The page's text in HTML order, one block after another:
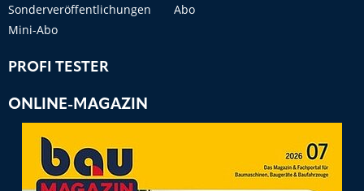
Sonderveröffentlichungen
Abo
Mini-Abo
PROFI TESTER
ONLINE-MAGAZIN